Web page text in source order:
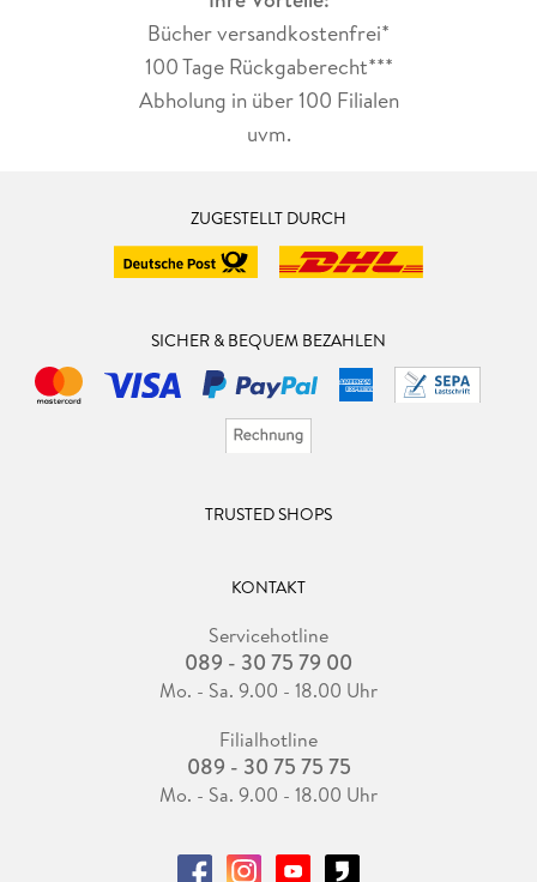
Bücher versandkostenfrei*
100 Tage Rückgaberecht***
Abholung in über 100 Filialen
uvm.
ZUGESTELLT DURCH
SICHER & BEQUEM BEZAHLEN
TRUSTED SHOPS
KONTAKT
Servicehotline
089 - 30 75 79 00
Mo. - Sa. 9.00 - 18.00 Uhr
Filialhotline
089 - 30 75 75 75
Mo. - Sa. 9.00 - 18.00 Uhr